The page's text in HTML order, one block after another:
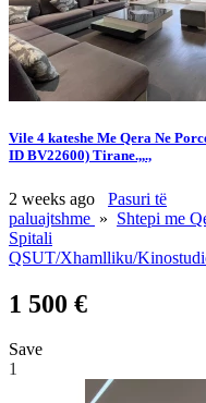
Vile 4 kateshe Me Qera Ne
ID BV22600) Tirane.,,.,
2 weeks ago
Pasuri të
paluajtshme » Shtepi me
Spitali
QSUT/Xhamlliku/
1 500 €
Save
1